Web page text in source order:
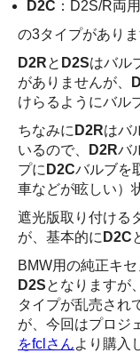
D2C ：D2S/R両
の3タイプがありま
D2Rと D2Sはバル
がありませんが、
けらるようにバル
ちなみに D2Rはバ
いるので、
D2Rバ
プに D2Cバルブを
車などが眩しい）
遮光版取り付ける
が、基本的に D2C
BMW用の純正キ
D2Sとなりますが
タイプが乱売され
が、今回はプロジ
をfclさんより購入